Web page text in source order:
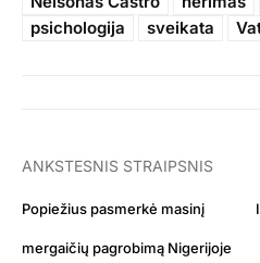
psichologija
sveikata
ANKSTESNIS STRAIPSNIS
Popiežius pasmerkė masinį
mergaičių pagrobimą Nigerijoje